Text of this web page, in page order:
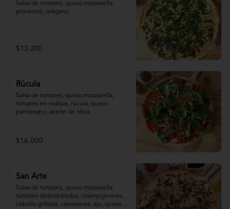
Salsa de tomates, queso mozzarella,
provenzal, orégano.
$13.200
Rúcula
Salsa de tomates, queso mozzarella,
tomates en rodajas, rúcula, queso
parmesano, aceite de oliva.
$16.000
San Arte
Salsa de tomates, queso mozzarella,
tomates deshidratados, champignones,
cebolla grillada, camarones, ajo, queso